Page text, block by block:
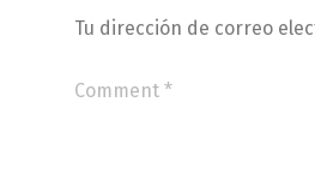
Tu dirección de correo